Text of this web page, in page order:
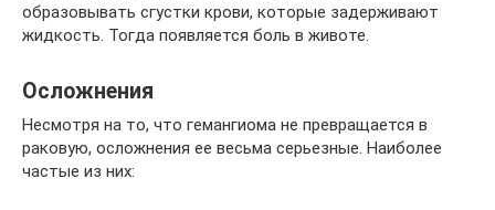
образовывать сгустки крови, которые задерживают
жидкость. Тогда появляется боль в животе.
Осложнения
Несмотря на то, что гемангиома не превращается в
раковую, осложнения ее весьма серьезные. Наиболее
частые из них: